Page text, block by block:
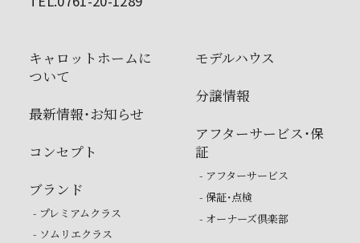
キャロットホームに
ついて
最新情報・お知らせ
コンセプト
ブランド
- プレミアムクラス
- ソムリエクラス
モデルハウス
分譲情報
アフターサービス・保
証
- アフターサービス
- 保証・点検
- オーナーズ倶楽部